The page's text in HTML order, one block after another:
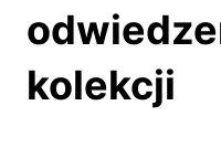
kolekcji